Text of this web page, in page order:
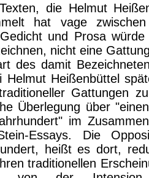
die Helmut
hat vage
und Prosa
nicht eine
des damit
Helmut Heißenbüttel
Gattungen
Überlegung über
im
Essays. Die
heißt es dort,
traditionellen